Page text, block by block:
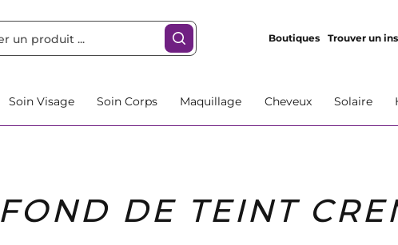
Boutiques Trouver un
Soin Visage Soin Corps Maquillage Cheveux Solaire
FOND DE TEINT